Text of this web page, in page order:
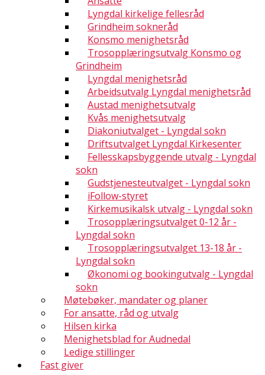
Lyngdal kirkelige fellesråd
Grindheim sokneråd
Konsmo menighetsråd
Trosopplæringsutvalg Konsmo og
Grindheim
Lyngdal menighetsråd
Arbeidsutvalg Lyngdal menighetsråd
Austad menighetsutvalg
Kvås menighetsutvalg
Diakoniutvalget - Lyngdal sokn
Driftsutvalget Lyngdal Kirkesenter
Fellesskapsbyggende utvalg - Lyngdal
sokn
Gudstjenesteutvalget - Lyngdal sokn
iFollow-styret
Kirkemusikalsk utvalg - Lyngdal sokn
Trosopplæringsutvalget 0-12 år -
Lyngdal sokn
Trosopplæringsutvalget 13-18 år -
Lyngdal sokn
Økonomi og bookingutvalg - Lyngdal
sokn
Møtebøker, mandater og planer
For ansatte, råd og utvalg
Hilsen kirka
Menighetsblad for Audnedal
Ledige stillinger
Fast giver